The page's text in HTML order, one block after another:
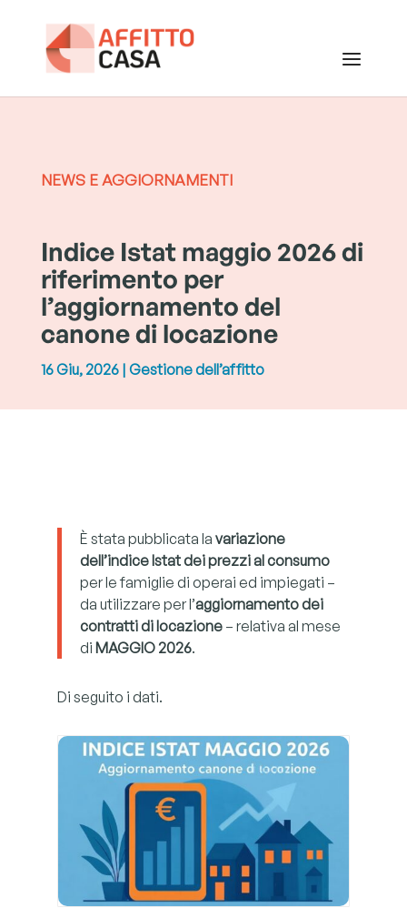
NEWS E AGGIORNAMENTI
Indice Istat maggio 2026 di
riferimento per
l’aggiornamento del
canone di locazione
16 Giu, 2026| Gestione dell’affitto
È stata pubblicata la variazione
dell’indice Istat dei prezzi al consumo
per le famiglie di operai ed impiegati –
da utilizzare per l’aggiornamento dei
contratti di locazione– relativa al mese
di MAGGIO 2026.
Di seguito i dati.